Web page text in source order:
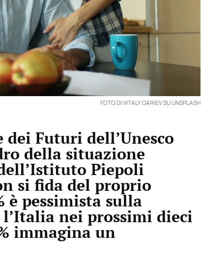
FOTO DI VITALY GARIEV SU UNSPLASH
Futuri dell’Unesco
della situazione
Piepoli
si fida del proprio
pessimista sulla
nei prossimi dieci
immagina un